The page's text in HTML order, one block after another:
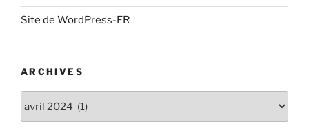
Site de WordPress-FR
ARCHIVES